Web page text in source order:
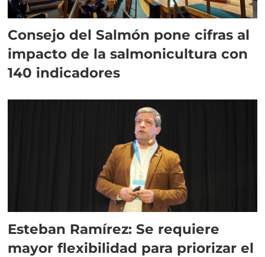
Consejo del Salmón pone cifras al
impacto de la salmonicultura con
140 indicadores
Esteban Ramírez: Se requiere
mayor flexibilidad para priorizar el